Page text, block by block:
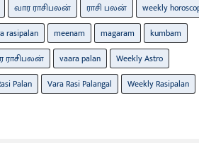
வார ராசிபலன் ராசி பலன்
weekly
rasipalan meenam magaram
kumbam
ராசிபலன் vaara palan
Weekly Astro
Palan Vara Rasi Palangal
Weekly Rasipalan